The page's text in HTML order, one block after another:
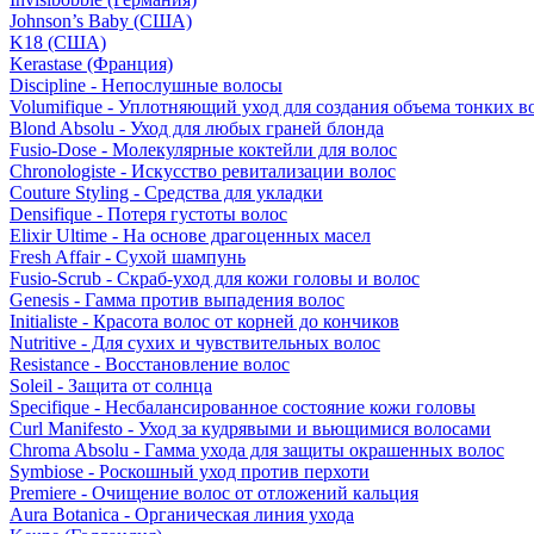
Johnson’s Baby (США)
K18 (США)
Kerastase (Франция)
Discipline - Непослушные волосы
Volumifique - Уплотняющий уход для создания объема тонких
Blond Absolu - Уход для любых граней блонда
Fusio-Dose - Молекулярные коктейли для волос
Chronologiste - Искусство ревитализации волос
Couture Styling - Средства для укладки
Densifique - Потеря густоты волос
Elixir Ultime - На основе драгоценных масел
Fresh Affair - Сухой шампунь
Fusio-Scrub - Скраб-уход для кожи головы и волос
Genesis - Гамма против выпадения волос
Initialiste - Красота волос от корней до кончиков
Nutritive - Для сухих и чувствительных волос
Resistance - Восстановление волос
Soleil - Защита от солнца
Specifique - Несбалансированное состояние кожи головы
Curl Manifesto - Уход за кудрявыми и вьющимися волосами
Chroma Absolu - Гамма ухода для защиты окрашенных волос
Symbiose - Роскошный уход против перхоти
Premiere - Очищение волос от отложений кальция
Aura Botanica - Органическая линия ухода